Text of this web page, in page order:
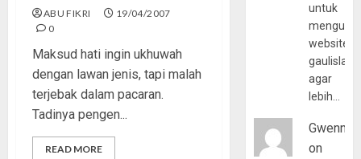
ABU FIKRI
19/04/2007
0
Maksud hati ingin ukhuwah
dengan lawan jenis, tapi malah
terjebak dalam pacaran.
Tadinya pengen...
READ MORE
untuk
website
agar
lebih…
Gwenny
on